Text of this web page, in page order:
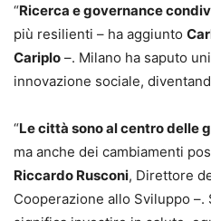
“Ricerca e governance
più resilienti – ha aggiunto
Cariplo –. Milano ha saputo
innovazione sociale,
“Le città sono al centro delle
ma anche dei cambiamenti
Riccardo Rusconi, Direttore
Cooperazione allo Sviluppo